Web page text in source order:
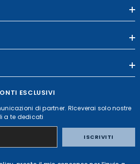
ESCLUSIVI
di partner. RIceverai solo nostre
a te dedicati
ISCRIVITI